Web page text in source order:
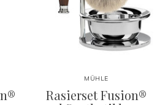
MÜHLE
Rasierset Fusion®